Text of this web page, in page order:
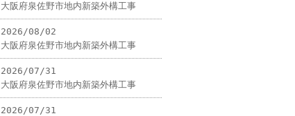
大阪府泉佐野市地内新築外構工事
2026/08/02
大阪府泉佐野市地内新築外構工事
2026/07/31
大阪府泉佐野市地内新築外構工事
2026/07/31